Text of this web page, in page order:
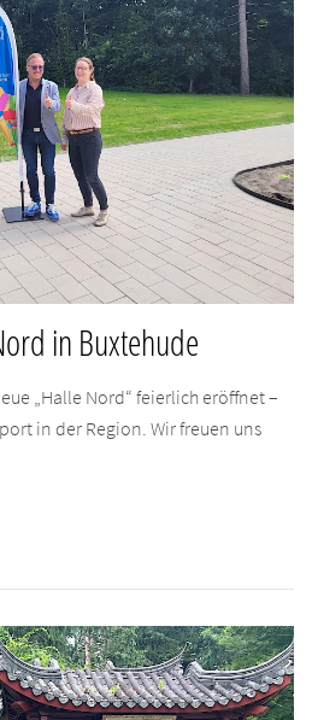
in Buxtehude
„Halle Nord“ feierlich eröffnet –
in der Region. Wir freuen uns